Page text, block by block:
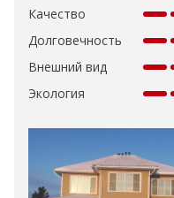
Качество
Долговечность
Внешний вид
Экология